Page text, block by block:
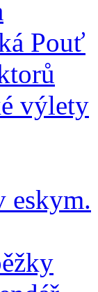
Pouť
výlety
eskym.